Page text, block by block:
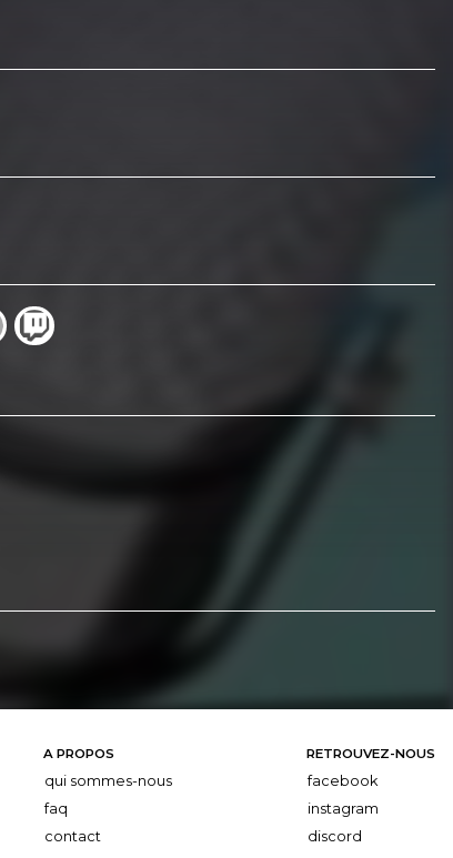
A PROPOS
qui sommes-nous
faq
contact
RETROUVEZ-NOUS
facebook
instagram
discord